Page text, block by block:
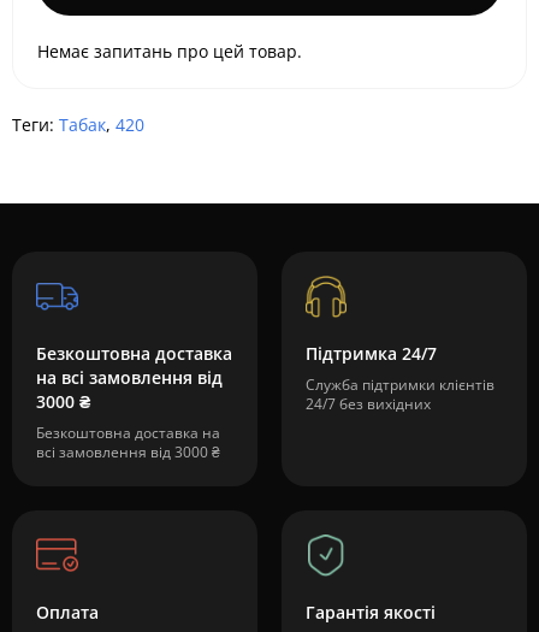
Немає запитань про цей товар.
Теги: Табак, 420
Безкоштовна доставка
на всі замовлення від
3000 ₴
Безкоштовна доставка на
всі замовлення від 3000 ₴
Підтримка 24/7
Служба підтримки клієнтів
24/7 без вихідних
Оплата Гарантія якості